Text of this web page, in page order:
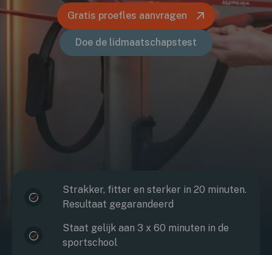
Gratis proefles aanvragen
Doe de lidmaatschapstest
Strakker, fitter en sterker in 20 minuten.
Resultaat gegarandeerd
Staat gelijk aan 3 x 60 minuten in de
sportschool